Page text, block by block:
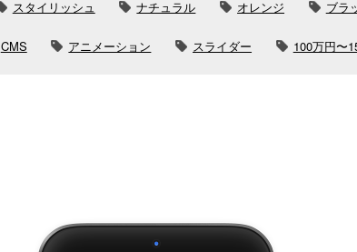
スタイリッシュ ナチュラル オレンジ ブラ
CMS アニメーション スライダー 100万円〜